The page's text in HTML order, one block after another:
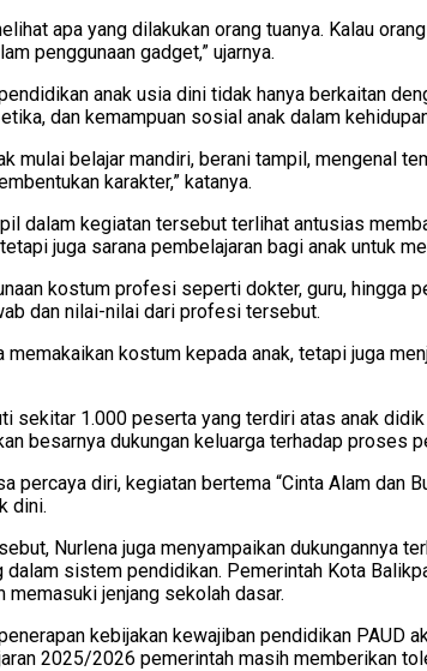
apa yang dilakukan orang tuanya. Kalau
penggunaan gadget,” ujarnya.
anak usia dini tidak hanya berkaitan
dan kemampuan sosial anak dalam
mulai belajar mandiri, berani tampil, mengenal
karakter,” katanya.
dalam kegiatan tersebut terlihat antusias
juga sarana pembelajaran bagi anak untuk
kostum profesi seperti dokter, guru, hingga
dan nilai-nilai dari profesi tersebut.
memakaikan kostum kepada anak, tetapi juga
sekitar 1.000 peserta yang terdiri atas anak
besarnya dukungan keluarga terhadap proses
percaya diri, kegiatan bertema “Cinta Alam dan
dini.
Nurlena juga menyampaikan dukungannya
sistem pendidikan. Pemerintah Kota
memasuki jenjang sekolah dasar.
kebijakan kewajiban pendidikan PAUD
2025/2026 pemerintah masih memberikan